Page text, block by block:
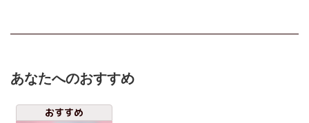
あなたへのおすすめ
おすすめ